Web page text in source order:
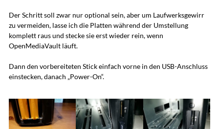
Der Schritt soll zwar nur optional sein, aber um Laufwerksgewirr
zu vermeiden, lasse ich die Platten während der Umstellung
komplett raus und stecke sie erst wieder rein, wenn
OpenMediaVault läuft.
Dann den vorbereiteten Stick einfach vorne in den USB-Anschluss
einstecken, danach „Power-On“.